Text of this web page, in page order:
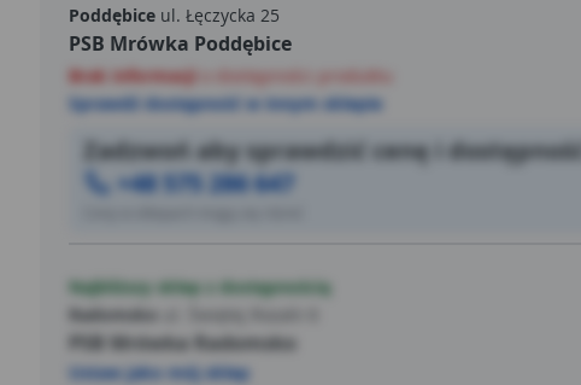
Poddębice ul. Łęczycka 25
PSB Mrówka Poddębice
Brak informacji
o dostępności produktu
Sprawdź dostępność w innym sklepie
Zadzwoń aby sprawdzić cenę i dostępność
+48 575 286 647
Najbliższy sklep z dostępnością
Radomsko
PSB Mrówka Radomsko
Ustaw jako mój sklep